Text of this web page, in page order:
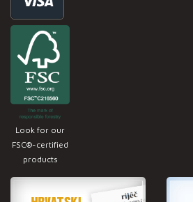
Look for our
FSC®-certified
products